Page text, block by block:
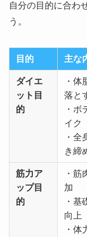
自分の目的に合わ
う。
目的 主な
ダイエ
ット目
的
・体
落と
・ボ
イク
・全
き締
筋力ア
ップ目
的
・筋
加
・基
向上
・体